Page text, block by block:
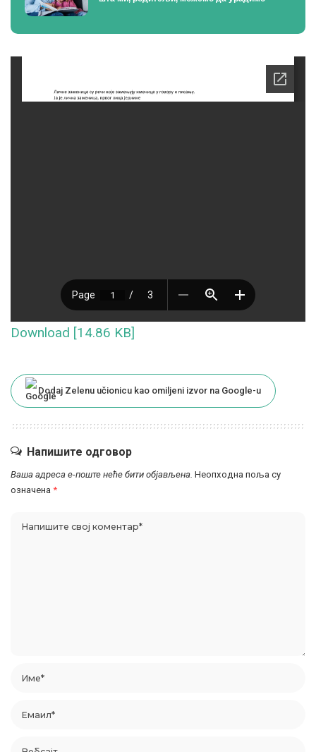
Download [14.86 KB]
Dodaj Zelenu učionicu kao omiljeni izvor na Google-u
Напишите одговор
Ваша адреса е-поште неће бити објављена. Неопходна поља су
означена *